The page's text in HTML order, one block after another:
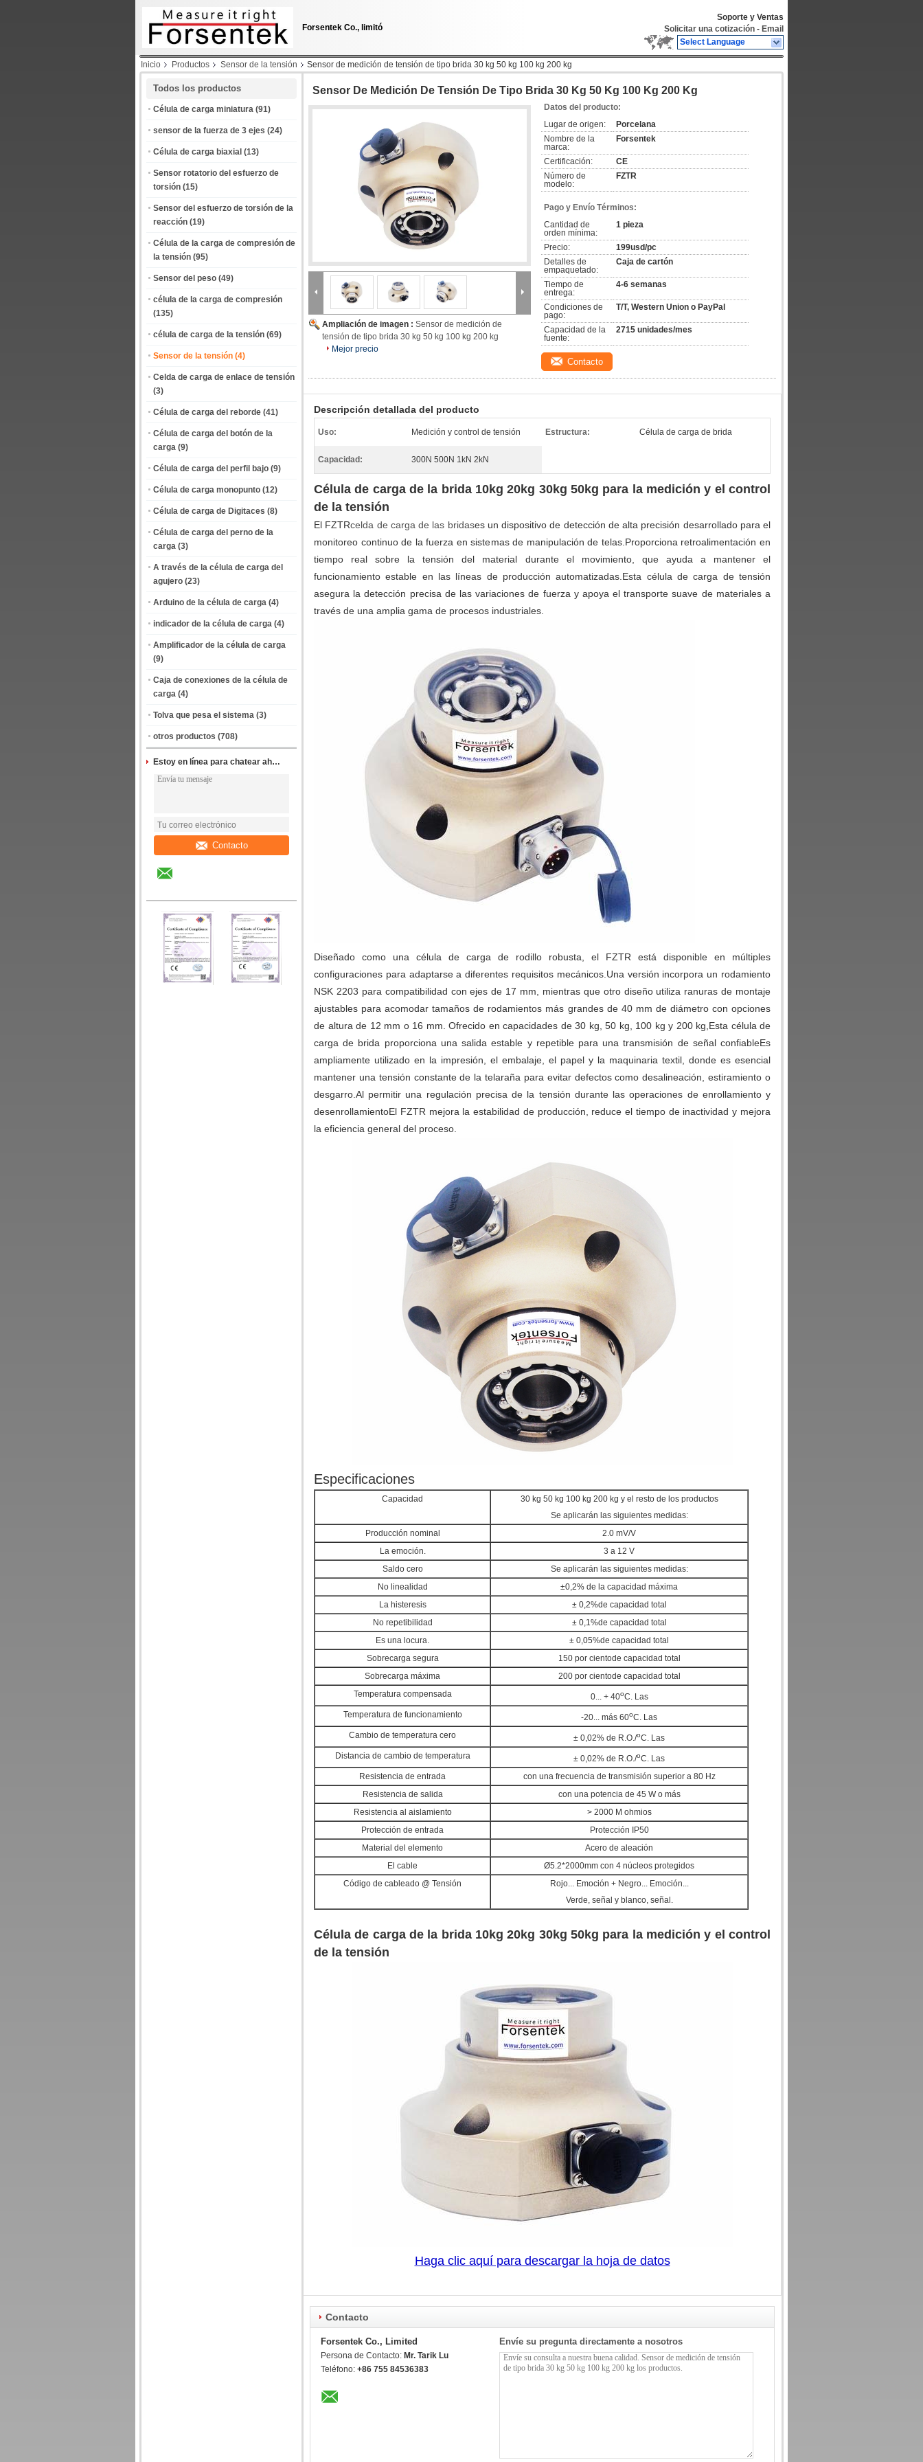
Forsentek Co., limitó
Soporte y Ventas
Solicitar una cotización - Email
Select Language
Inicio Productos Sensor de la tensión Sensor de medición de tensión de tipo brida 30 kg 50 kg 100 kg 200 kg
Todos los productos
Célula de carga miniatura (91)
sensor de la fuerza de 3 ejes (24)
Célula de carga biaxial (13)
Sensor rotatorio del esfuerzo de
torsión (15)
Sensor del esfuerzo de torsión de la
reacción (19)
Célula de la carga de compresión de
la tensión (95)
Sensor del peso (49)
célula de la carga de compresión
(135)
célula de carga de la tensión (69)
Sensor de la tensión (4)
Celda de carga de enlace de tensión
(3)
Célula de carga del reborde (41)
Célula de carga del botón de la
carga (9)
Célula de carga del perfil bajo (9)
Célula de carga monopunto (12)
Célula de carga de Digitaces (8)
Célula de carga del perno de la
carga (3)
A través de la célula de carga del
agujero (23)
Arduino de la célula de carga (4)
indicador de la célula de carga (4)
Amplificador de la célula de carga
(9)
Caja de conexiones de la célula de
carga (4)
Tolva que pesa el sistema (3)
otros productos (708)
Estoy en línea para chatear ahora
Contacto
Sensor De Medición De Tensión De Tipo Brida 30 Kg 50 Kg 100 Kg 200 Kg
Ampliación de imagen : Sensor de medición de
tensión de tipo brida 30 kg 50 kg 100 kg 200 kg
Mejor precio
Datos del producto:
Lugar de origen:
Porcelana
Nombre de la
marca:
Forsentek
Certificación:
CE
Número de
modelo:
FZTR
Pago y Envío Términos:
Cantidad de
orden mínima:
1 pieza
Precio:
199usd/pc
Detalles de
empaquetado:
Caja de cartón
Tiempo de
entrega:
4-6 semanas
Condiciones de
pago:
T/T, Western Union o PayPal
Capacidad de la
fuente:
2715 unidades/mes
Contacto
Descripción detallada del producto
Uso: Medición y control de tensión Estructura: Célula de carga de brida
Capacidad: 300N 500N 1kN 2kN
Célula de carga de la brida 10kg 20kg 30kg 50kg para la medición y el control
de la tensión
El FZTRcelda de carga de las bridases un dispositivo de detección de alta precisión desarrollado para el
monitoreo continuo de la fuerza en sistemas de manipulación de telas.Proporciona retroalimentación en
tiempo real sobre la tensión del material durante el movimiento, que ayuda a mantener el
funcionamiento estable en las líneas de producción automatizadas.Esta célula de carga de tensión
asegura la detección precisa de las variaciones de fuerza y apoya el transporte suave de materiales a
través de una amplia gama de procesos industriales.
Diseñado como una célula de carga de rodillo robusta, el FZTR está disponible en múltiples
configuraciones para adaptarse a diferentes requisitos mecánicos.Una versión incorpora un rodamiento
NSK 2203 para compatibilidad con ejes de 17 mm, mientras que otro diseño utiliza ranuras de montaje
ajustables para acomodar tamaños de rodamientos más grandes de 40 mm de diámetro con opciones
de altura de 12 mm o 16 mm. Ofrecido en capacidades de 30 kg, 50 kg, 100 kg y 200 kg,Esta célula de
carga de brida proporciona una salida estable y repetible para una transmisión de señal confiableEs
ampliamente utilizado en la impresión, el embalaje, el papel y la maquinaria textil, donde es esencial
mantener una tensión constante de la telaraña para evitar defectos como desalineación, estiramiento o
desgarro.Al permitir una regulación precisa de la tensión durante las operaciones de enrollamiento y
desenrollamientoEl FZTR mejora la estabilidad de producción, reduce el tiempo de inactividad y mejora
la eficiencia general del proceso.
Especificaciones
Capacidad
30 kg 50 kg 100 kg 200 kg y el resto de los productos
Se aplicarán las siguientes medidas:
Producción nominal
2.0 mV/V
La emoción.
3 a 12 V
Saldo cero
Se aplicarán las siguientes medidas:
No linealidad
±0,2% de la capacidad máxima
La histeresis
± 0,2%de capacidad total
No repetibilidad
± 0,1%de capacidad total
Es una locura.
± 0,05%de capacidad total
Sobrecarga segura
150 por cientode capacidad total
Sobrecarga máxima
200 por cientode capacidad total
Temperatura compensada
0... + 40oC. Las
Temperatura de funcionamiento
-20... más 60oC. Las
Cambio de temperatura cero
± 0,02% de R.O./oC. Las
Distancia de cambio de temperatura
± 0,02% de R.O./oC. Las
Resistencia de entrada
con una frecuencia de transmisión superior a 80 Hz
Resistencia de salida
con una potencia de 45 W o más
Resistencia al aislamiento
> 2000 M ohmios
Protección de entrada
Protección IP50
Material del elemento
Acero de aleación
El cable
Ø5.2*2000mm con 4 núcleos protegidos
Código de cableado @ Tensión
Rojo... Emoción + Negro... Emoción...
Verde, señal y blanco, señal.
Célula de carga de la brida 10kg 20kg 30kg 50kg para la medición y el control
de la tensión
Haga clic aquí para descargar la hoja de datos
Contacto
Forsentek Co., Limited
Persona de Contacto: Mr. Tarik Lu
Teléfono: +86 755 84536383
Envíe su pregunta directamente a nosotros